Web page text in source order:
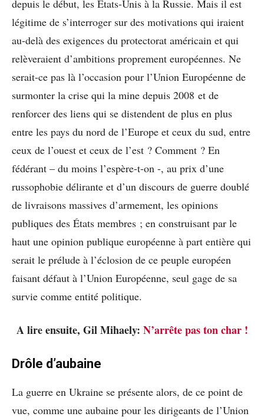
depuis le début, les États-Unis à la Russie. Mais il est
légitime de s’interroger sur des motivations qui iraient
au-delà des exigences du protectorat américain et qui
relèveraient d’ambitions proprement européennes. Ne
serait-ce pas là l’occasion pour l’Union Européenne de
surmonter la crise qui la mine depuis 2008 et de
renforcer des liens qui se distendent de plus en plus
entre les pays du nord de l’Europe et ceux du sud, entre
ceux de l’ouest et ceux de l’est ? Comment ? En
fédérant – du moins l’espère-t-on -, au prix d’une
russophobie délirante et d’un discours de guerre doublé
de livraisons massives d’armement, les opinions
publiques des États membres ; en construisant par le
haut une opinion publique européenne à part entière qui
serait le prélude à l’éclosion de ce peuple européen
faisant défaut à l’Union Européenne, seul gage de sa
survie comme entité politique.
A lire ensuite, Gil Mihaely: N’arrête pas ton char !
Drôle d’aubaine
La guerre en Ukraine se présente alors, de ce point de
vue, comme une aubaine pour les dirigeants de l’Union